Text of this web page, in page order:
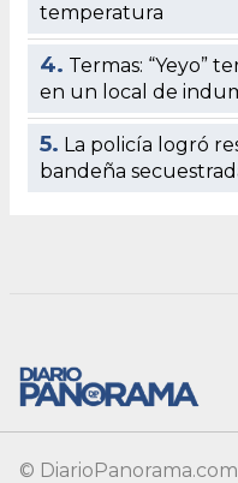
© DiarioPanorama.com